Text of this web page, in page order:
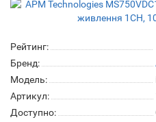
Рейтинг:
Бренд:
Модель:
Артикул:
Доступно: